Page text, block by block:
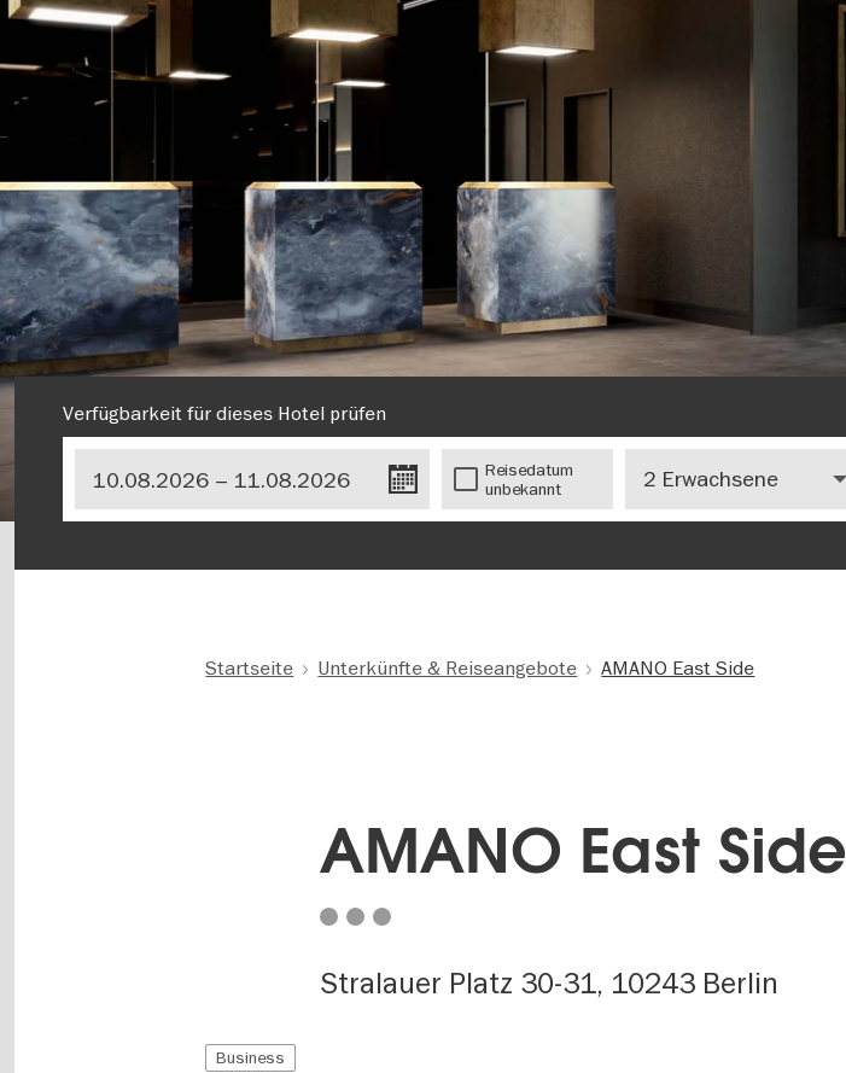
Verfügbarkeit für dieses Hotel prüfen
Reisedatum
unbekannt
Erwachsene
Startseite Unterkünfte & Reiseangebote AMANO East Side
AMANO East Side
Stralauer Platz 30-31, 10243 Berlin
Business